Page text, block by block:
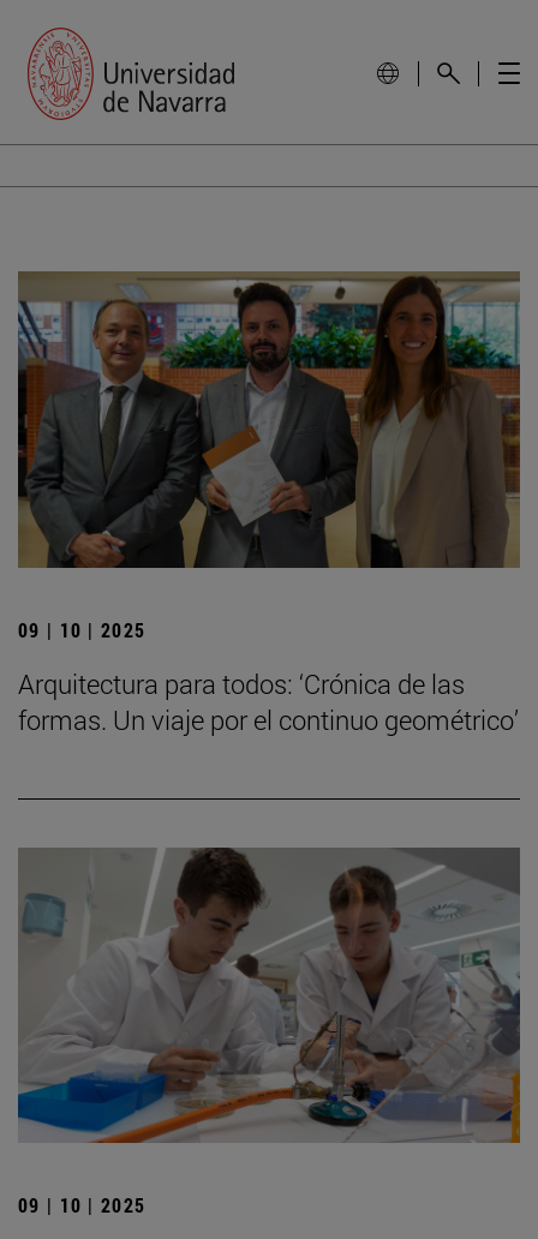
09 | 10 | 2025
Arquitectura para todos: ‘Crónica de las
formas. Un viaje por el continuo geométrico’
09 | 10 | 2025